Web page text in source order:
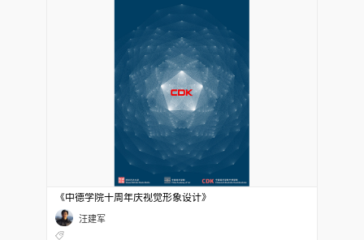
《中德学院十周年庆视觉形象设计》
汪建军